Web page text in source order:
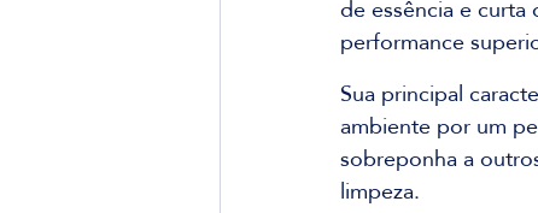
de essência e
performance
Sua principal
ambiente por um
sobreponha a
limpeza.